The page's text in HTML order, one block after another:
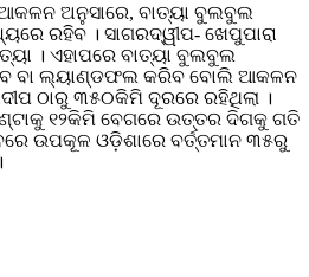
ଅନୁସାରେ, ବାତ୍ୟା ବୁଲବୁଲ
ରହିବ । ସାଗରଦ୍ୱୀପ- ଖେପୁପାରା
। ଏହାପରେ ବାତ୍ୟା ବୁଲବୁଲ
ବା ଲ୍ୟାଣ୍ଡଫଲ କରିବ ବୋଲି ଆକଳନ
ଠାରୁ ୩୫୦କିମି ଦୂରରେ ରହିଥିଲା ।
୧୨କିମି ବେଗରେ ଉତ୍ତର ଦିଗକୁ ଗତି
ଉପକୂଳ ଓଡ଼ିଶାରେ ବର୍ତ୍ତମାନ ୩୫ରୁ